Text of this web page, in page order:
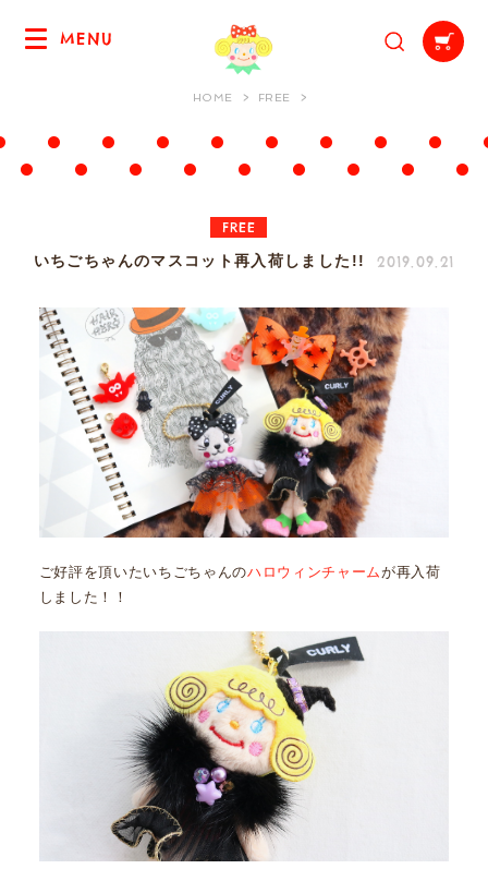
MENU
HOME FREE
FREE
いちごちゃんのマスコット再入荷しました!! 2019.09.21
ご好評を頂いたいちごちゃんのハロウィンチャームが再入荷
しました！！